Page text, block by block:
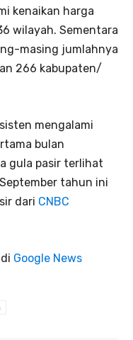
kenaikan harga
wilayah. Sementara
masing jumlahnya
266 kabupaten/
mengalami
bulan
gula pasir terlihat
tahun ini
dari CNBC
Google News